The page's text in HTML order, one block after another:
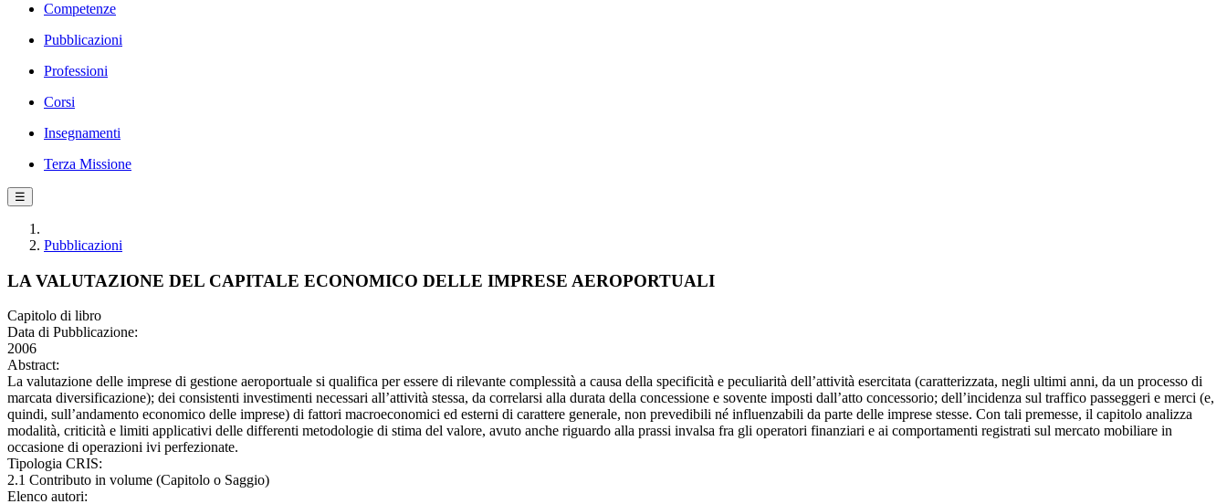
Competenze
Pubblicazioni
Professioni
Corsi
Insegnamenti
Terza Missione
☰
Pubblicazioni
LA VALUTAZIONE DEL CAPITALE ECONOMICO DELLE IMPRESE AEROPORTUALI
Capitolo di libro
Data di Pubblicazione:
2006
Abstract:
La valutazione delle imprese di gestione aeroportuale si qualifica per essere di rilevante complessità a causa della specificità e peculiarità dell’attività esercitata (caratterizzata, negli ultimi anni, da un processo di
marcata diversificazione); dei consistenti investimenti necessari all’attività stessa, da correlarsi alla durata della concessione e sovente imposti dall’atto concessorio; dell’incidenza sul traffico passeggeri e merci (e,
quindi, sull’andamento economico delle imprese) di fattori macroeconomici ed esterni di carattere generale, non prevedibili né influenzabili da parte delle imprese stesse. Con tali premesse, il capitolo analizza
modalità, criticità e limiti applicativi delle differenti metodologie di stima del valore, avuto anche riguardo alla prassi invalsa fra gli operatori finanziari e ai comportamenti registrati sul mercato mobiliare in
occasione di operazioni ivi perfezionate.
Tipologia CRIS:
2.1 Contributo in volume (Capitolo o Saggio)
Elenco autori: